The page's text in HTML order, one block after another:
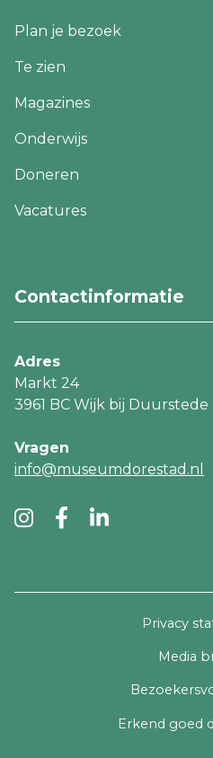
Footer
Plan je bezoek
Te zien
Magazines
Onderwijs
Doneren
Vacatures
Contactinformatie
Adres
Markt 24
3961 BC Wijk bij Duurstede
Vragen
info@museumdorestad.nl
Ga
Ga Ga
Privacy
Media
Erkend goed